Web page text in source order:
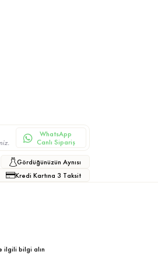
WhatsApp
Canlı Sipariş
Gördüğünüzün Aynısı
Kredi Kartına 3 Taksit
ilgili bilgi alın